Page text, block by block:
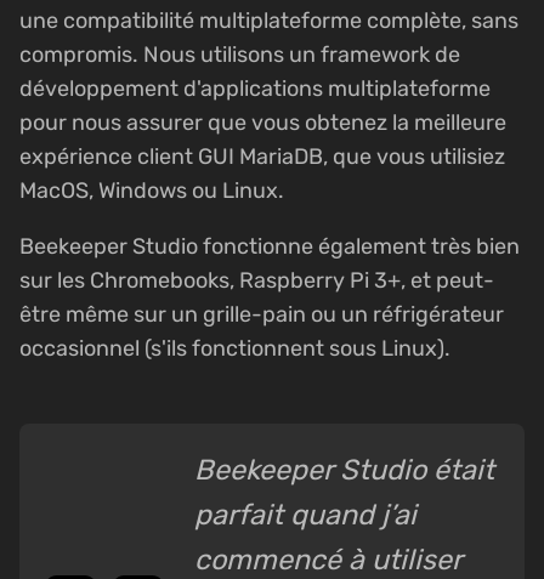
une compatibilité multiplateforme complète, sans
compromis. Nous utilisons un framework de
développement d'applications multiplateforme
pour nous assurer que vous obtenez la meilleure
expérience client GUI MariaDB, que vous utilisiez
MacOS, Windows ou Linux.
Beekeeper Studio fonctionne également très bien
sur les Chromebooks, Raspberry Pi 3+, et peut-
être même sur un grille-pain ou un réfrigérateur
occasionnel (s'ils fonctionnent sous Linux).
Beekeeper Studio était
parfait quand j’ai
commencé à utiliser